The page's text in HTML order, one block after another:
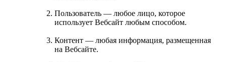
Пользователь — любое лицо, которое
использует Вебсайт любым способом.
Контент — любая информация, размещенная
на Вебсайте.